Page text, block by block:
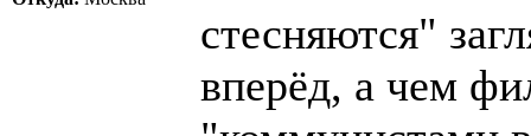
стесняются"
вперёд, а чем